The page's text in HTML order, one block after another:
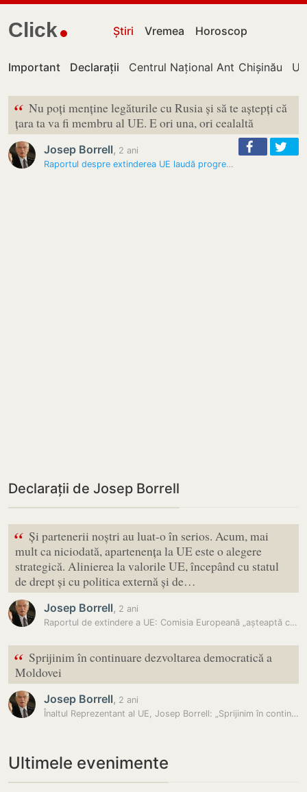
Click Știri Vremea Horoscop
Important Declarații Centrul Național Anticorupție
Chișinău
“ Nu poți menține legăturile cu Rusia și să te aștepți că
țara ta va fi membru al UE. E ori una, ori cealaltă
Josep Borrell, 2 ani
Raportul despre extinderea UE laudă progresul Moldovei, Comisia oferă…
Declarații de Josep Borrell
“ Și partenerii noștri au luat-o în serios. Acum, mai
mult ca niciodată, apartenența la UE este o alegere
strategică. Alinierea la valorile UE, începând cu statul
de drept și cu politica externă și de…
Josep Borrell, 2 ani
Raportul de extindere a UE: Comisia Europeană „așteaptă cu interes”…
“ Sprijinim în continuare dezvoltarea democratică a
Moldovei
Josep Borrell, 2 ani
Înaltul Reprezentant al UE, Josep Borrell: „Sprijinim în continuare…
Ultimele evenimente